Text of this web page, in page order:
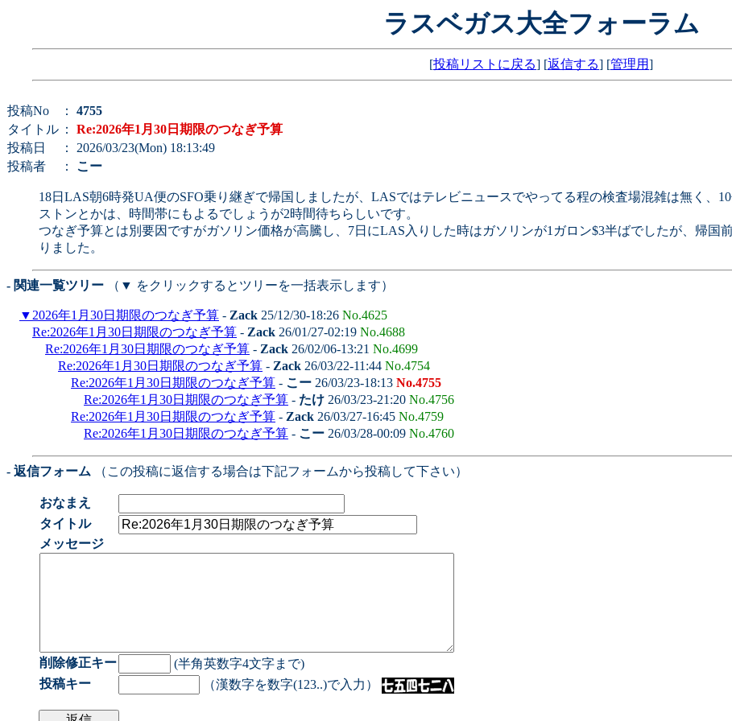
ラスベガス大全フォーラム
[投稿リストに戻る] [返信する] [管理用]
投稿No ： 4755
タイトル ： Re:2026年1月30日期限のつなぎ予算
投稿日
： 2026/03/23(Mon) 18:13:49
投稿者
： こー
18日LAS朝6時発UA便のSFO乗り継ぎで帰国しましたが、LASではテレビニュースでやってる程の検査場混雑は無く、
ストンとかは、時間帯にもよるでしょうが2時間待ちらしいです。
つなぎ予算とは別要因ですがガソリン価格が高騰し、7日にLAS入りした時はガソリンが1ガロン$3半ばでしたが、帰国
りました。
- 関連一覧ツリー （▼ をクリックするとツリーを一括表示します）
▼ 2026年1月30日期限のつなぎ予算 - Zack 25/12/30-18:26 No.4625
Re:2026年1月30日期限のつなぎ予算 - Zack 26/01/27-02:19 No.4688
Re:2026年1月30日期限のつなぎ予算 - Zack 26/02/06-13:21 No.4699
Re:2026年1月30日期限のつなぎ予算 - Zack 26/03/22-11:44 No.4754
Re:2026年1月30日期限のつなぎ予算 - こー 26/03/23-18:13 No.4755
Re:2026年1月30日期限のつなぎ予算 - たけ 26/03/23-21:20 No.4756
Re:2026年1月30日期限のつなぎ予算 - Zack 26/03/27-16:45 No.4759
Re:2026年1月30日期限のつなぎ予算 - こー 26/03/28-00:09 No.4760
- 返信フォーム （この投稿に返信する場合は下記フォームから投稿して下さい）
おなまえ
タイトル
メッセージ
削除修正キー
(半角英数字4文字まで)
投稿キー
（漢数字を数字(123..)で入力）